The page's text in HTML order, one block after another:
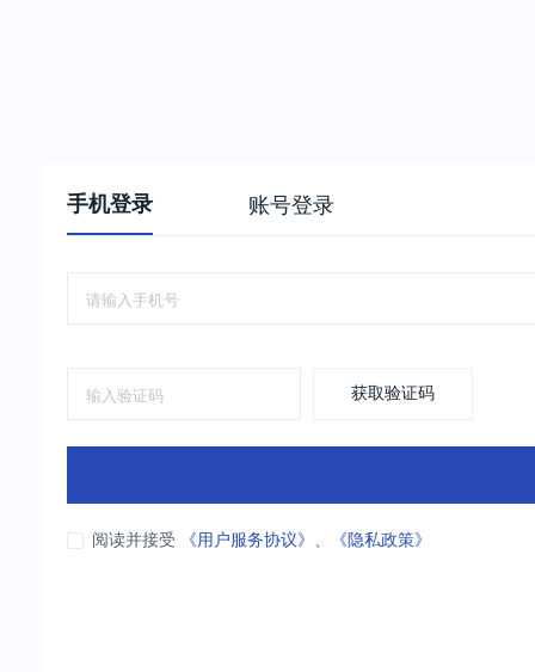
手机登录 账号登录
获取验证码
阅读并接受 《用户服务协议》 、 《隐私政策》